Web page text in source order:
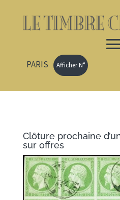
PARIS Afficher N°
Clôture prochaine
sur offres